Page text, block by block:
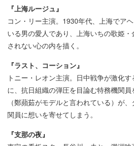
『上海ルージュ』
コン・リー主演。1930年代、上海でア
いる男の愛人であり、上海いちの歌姫
されない心の内を描く。
『ラスト、コーション』
トニー・レオン主演。日中戦争が激化
に、抗日組織の弾圧を目論む特務機関
（鄭蘋茹がモデルと言われている）が
関員に想いを寄せてしまう。
『支那の夜』